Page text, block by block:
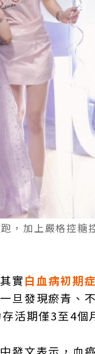
，加上嚴格控糖
實白血病初期
旦發現瘀青、
活期僅3至4個